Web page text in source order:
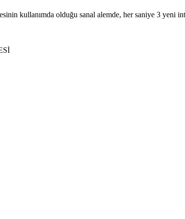
kullanımda olduğu sanal alemde, her saniye 3 yeni